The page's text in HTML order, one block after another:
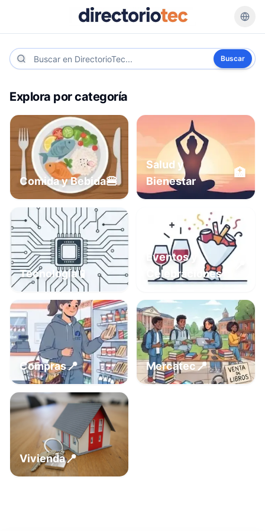
Buscar
Explora por categoría
Comida y Bebida🍔
Salud y
Bienestar
🏥
Tecnología📱
Eventos y
Celebraciones
Compras📍 Mercatec📍
Vivienda📍